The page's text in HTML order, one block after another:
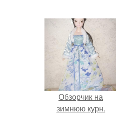
Обзорчик на
зимнюю курн.